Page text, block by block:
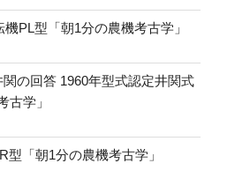
PL型「朝1分の農機考古学」
の回答 1960年型式認定井関式
古学」
型「朝1分の農機考古学」